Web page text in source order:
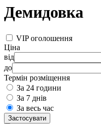
Демидовка
VIP оголошення
Ціна
від
до
Термін розміщення
За 24 години
За 7 днів
За весь час
Застосувати